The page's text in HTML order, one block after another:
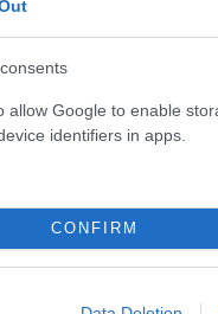
allow Google to enable
identifiers in apps.
CONFIRM
τόνισε ο
«η μάχη θα
κάθε γωνιά της
ότι
όργανα και τις